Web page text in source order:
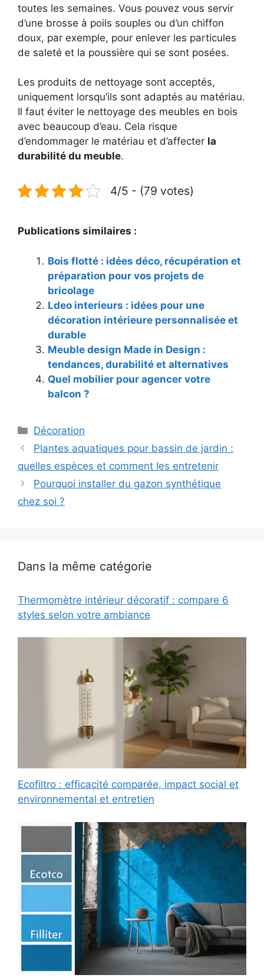
toutes les semaines. Vous pouvez vous servir
d’une brosse à poils souples ou d’un chiffon
doux, par exemple, pour enlever les particules
de saleté et la poussière qui se sont posées.
Les produits de nettoyage sont acceptés,
uniquement lorsqu’ils sont adaptés au matériau.
Il faut éviter le nettoyage des meubles en bois
avec beaucoup d’eau. Cela risque
d’endommager le matériau et d’affecter la
durabilité du meuble.
4/5 - (79 votes)
Publications similaires :
Bois flotté : idées déco, récupération et
préparation pour vos projets de
bricolage
Ldeo interieurs : idées pour une
décoration intérieure personnalisée et
durable
Meuble design Made in Design :
tendances, durabilité et alternatives
Quel mobilier pour agencer votre
balcon ?
Catégories
Décoration
Plantes aquatiques pour bassin de jardin :
quelles espèces et comment les entretenir
Pourquoi installer du gazon synthétique
chez soi ?
Dans la même catégorie
Thermomètre intérieur décoratif : compare 6
styles selon votre ambiance
Ecofiltro : efficacité comparée, impact social et
environnemental et entretien